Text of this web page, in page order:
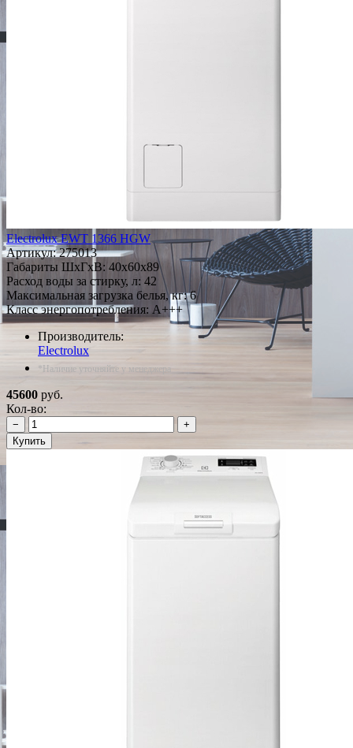
Electrolux EWT 1366 HGW
Артикул:275013
Габариты ШxГxВ: 40x60x89
Расход воды за стирку, л: 42
Максимальная загрузка белья, кг: 6
Класс энергопотребления: A+++
Производитель:
Electrolux
*Наличие уточняйте у менеджера
45600 руб.
Кол-во:
−
+
Купить